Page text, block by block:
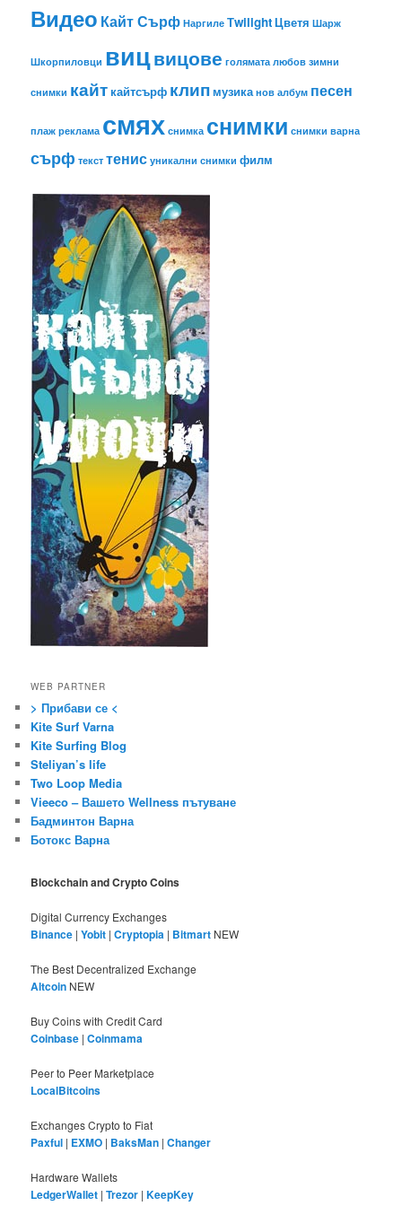
Видео Кайт Сърф Наргиле ТwilightЦветя Шарж
Шкорпиловци вицвицове голямата любов зимни
снимки кайт кайтсърф клип музика нов албум песен
плаж реклама смях снимка снимки снимки варна
сърф текст тенис уникални снимки филм
WEB PARTNER
> Прибави се <
Kite Surf Varna
Kite Surfing Blog
Steliyan’s life
Two Loop Media
Vieeco – Вашето Wellness пътуване
Бадминтон Варна
Ботокс Варна
Blockchain and Crypto Coins
Digital Currency Exchanges
Binance |Yobit |Cryptopia | Bitmart NEW
The Best Decentralized Exchange
Altcoin NEW
Buy Coins with Credit Card
Coinbase |Coinmama
Peer to Peer Marketplace
LocalBitcoins
Exchanges Crypto to Fiat
Paxful | EXMO | BaksMan |Changer
Hardware Wallets
LedgerWallet |Trezor |KeepKey